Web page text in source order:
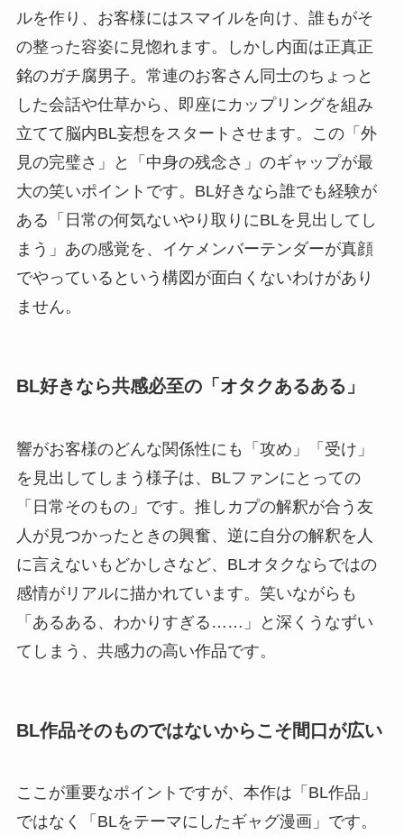
ルを作り、お客様にはスマイルを向け、誰もがそ
の整った容姿に見惚れます。しかし内面は正真正
銘のガチ腐男子。常連のお客さん同士のちょっと
した会話や仕草から、即座にカップリングを組み
立てて脳内BL妄想をスタートさせます。この「外
見の完璧さ」と「中身の残念さ」のギャップが最
大の笑いポイントです。BL好きなら誰でも経験が
ある「日常の何気ないやり取りにBLを見出してし
まう」あの感覚を、イケメンバーテンダーが真顔
でやっているという構図が面白くないわけがあり
ません。
BL好きなら共感必至の「オタクあるある」
響がお客様のどんな関係性にも「攻め」「受け」
を見出してしまう様子は、BLファンにとっての
「日常そのもの」です。推しカプの解釈が合う友
人が見つかったときの興奮、逆に自分の解釈を人
に言えないもどかしさなど、BLオタクならではの
感情がリアルに描かれています。笑いながらも
「あるある、わかりすぎる……」と深くうなずい
てしまう、共感力の高い作品です。
BL作品そのものではないからこそ間口が広い
ここが重要なポイントですが、本作は「BL作品」
ではなく「BLをテーマにしたギャグ漫画」です。